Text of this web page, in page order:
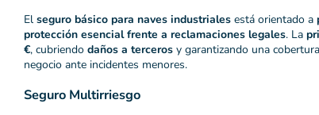
El seguro básico para naves industriales está orientado a
protección esencial frente a reclamaciones legales. La
€, cubriendo daños a terceros y garantizando una
negocio ante incidentes menores.
Seguro Multirriesgo